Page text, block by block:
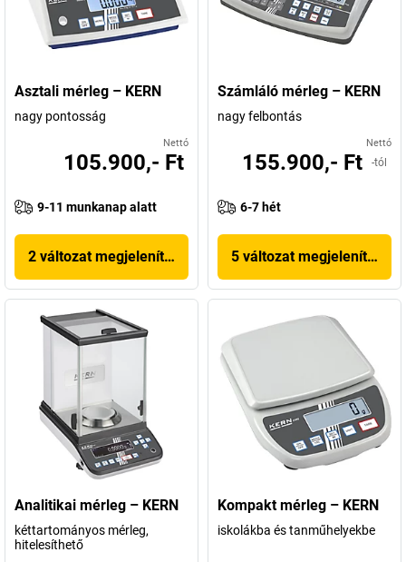
Asztali mérleg – KERN
nagy pontosság
Nettó
105.900,- Ft
9-11 munkanap alatt
2 változat megjelenítése
Számláló mérleg – KERN
nagy felbontás
Nettó
155.900,- Ft -tól
6-7 hét
5 változat megjelenítése
Analitikai mérleg – KERN
kéttartományos mérleg,
hitelesíthető
Kompakt mérleg – KERN
iskolákba és tanműhelyekbe